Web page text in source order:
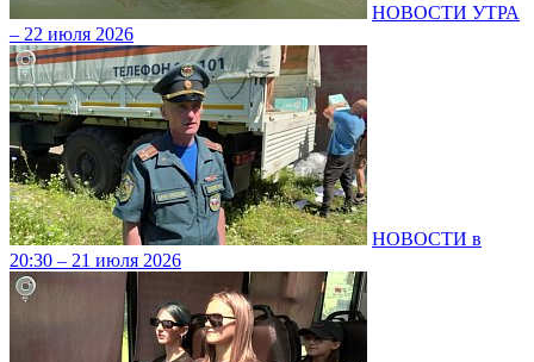
НОВОСТИ УТРА
– 22 июля 2026
НОВОСТИ в
20:30 – 21 июля 2026